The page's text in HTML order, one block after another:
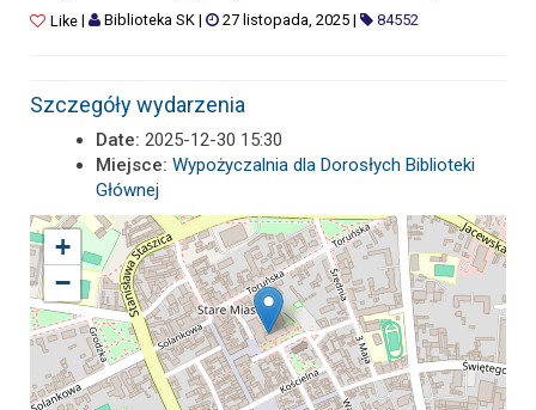
Like| Biblioteka SK| 27 listopada, 2025| 84552
Szczegóły wydarzenia
Date: 2025-12-30 15:30
Miejsce: Wypożyczalnia dla Dorosłych Biblioteki
Głównej
+
−